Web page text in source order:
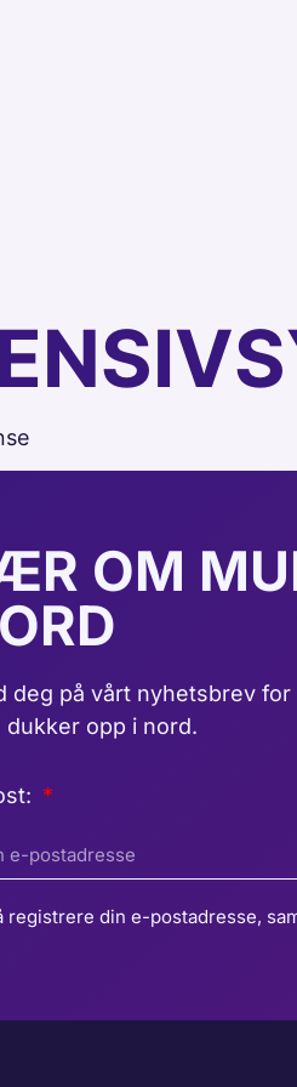
OM
deg på vårt nyhetsbrev
dukker opp i nord.
registrere din e-postadresse,